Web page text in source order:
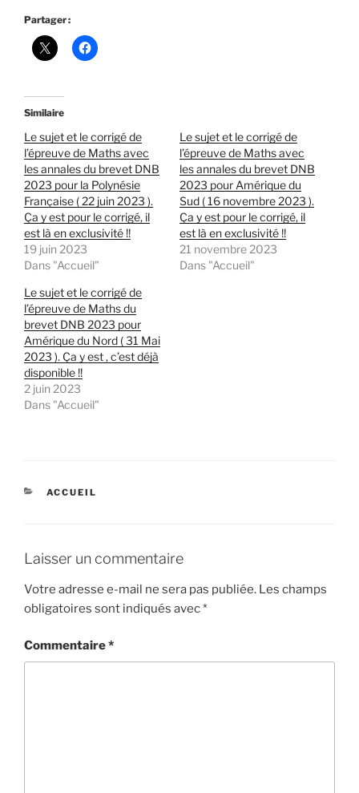
Partager :
Similaire
Le sujet et le corrigé de
l’épreuve de Maths avec
les annales du brevet DNB
2023 pour la Polynésie
Française ( 22 juin 2023 ).
Ça y est pour le corrigé, il
est là en exclusivité !!
19 juin 2023
Dans "Accueil"
Le sujet et le corrigé de
l’épreuve de Maths avec
les annales du brevet DNB
2023 pour Amérique du
Sud ( 16 novembre 2023 ).
Ça y est pour le corrigé, il
est là en exclusivité !!
21 novembre 2023
Dans "Accueil"
Le sujet et le corrigé de
l’épreuve de Maths du
brevet DNB 2023 pour
Amérique du Nord ( 31 Mai
2023 ). Ça y est , c’est déjà
disponible !!
2 juin 2023
Dans "Accueil"
CATÉGORIES
ACCUEIL
Laisser un commentaire
Votre adresse e-mail ne sera pas publiée. Les champs
obligatoires sont indiqués avec*
Commentaire*